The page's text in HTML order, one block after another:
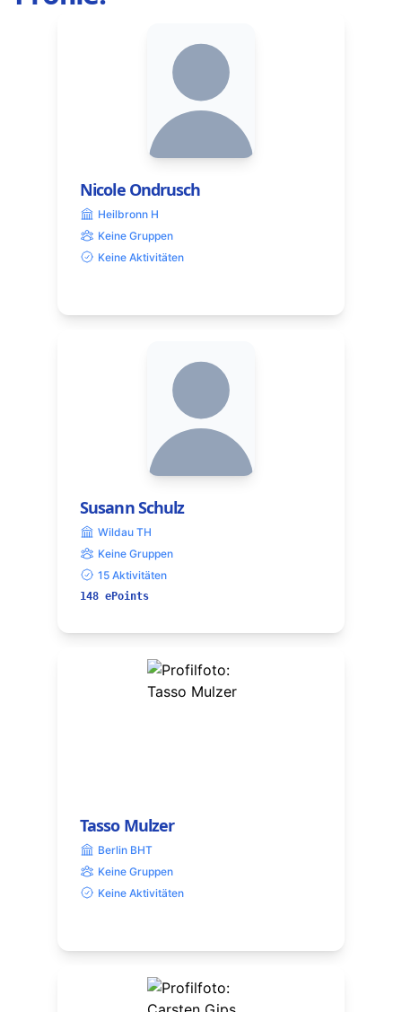
Nicole Ondrusch
Heilbronn H
Keine Gruppen
Keine Aktivitäten
Susann Schulz
Wildau TH
Keine Gruppen
15 Aktivitäten
148 ePoints
Tasso Mulzer
Berlin BHT
Keine Gruppen
Keine Aktivitäten